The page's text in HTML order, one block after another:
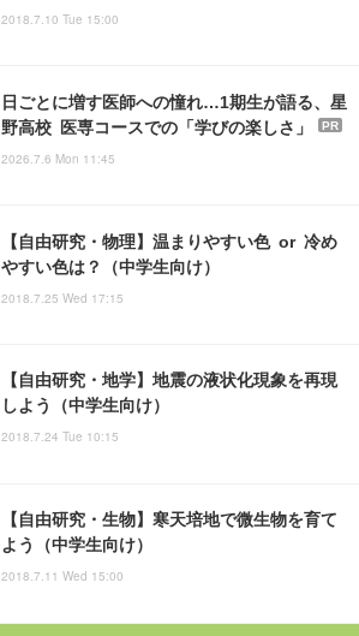
2018.7.10 Tue 15:00
日ごとに増す医師への憧れ…1期生が語る、星
野高校 医専コースでの「学びの楽しさ」
PR
2026.7.6 Mon 11:45
【自由研究・物理】温まりやすい色 or 冷め
やすい色は？（中学生向け）
2018.7.25 Wed 17:15
【自由研究・地学】地震の液状化現象を再現
しよう（中学生向け）
2018.7.24 Tue 10:15
【自由研究・生物】寒天培地で微生物を育て
よう（中学生向け）
2018.7.11 Wed 15:00